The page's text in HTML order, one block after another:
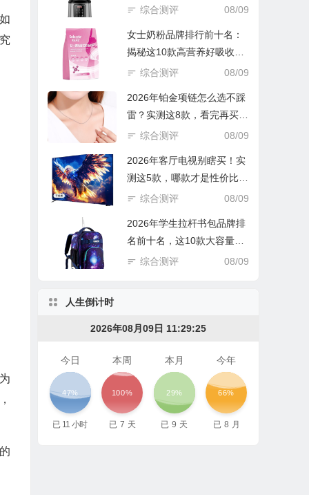
会告诉你的避坑指南！ 08/09
综合测评
女士奶粉品牌排行前十名：
揭秘这10款高营养好吸收的
优选款！
08/09
综合测评
2026年铂金项链怎么选不踩
雷？实测这8款，看完再买立
省一半钱！
08/09
综合测评
2026年客厅电视别瞎买！实
测这5款，哪款才是性价比之
王？
08/09
综合测评
2026年学生拉杆书包品牌排
名前十名，这10款大容量减
负，护脊设计超赞！
08/09
综合测评
人生倒计时
2026年08月09日 11:29:26
今日
47%
已 11 小时
本周
100%
已 7 天
本月
29%
已 9 天
今年
66%
已 8 月